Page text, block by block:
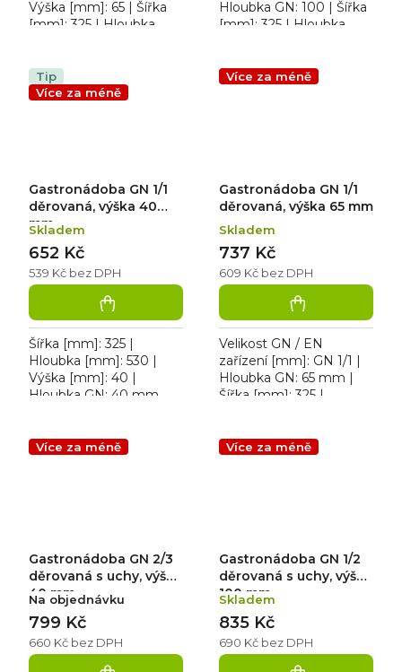
Výška [mm]: 65 | Šířka
[mm]: 325 | Hloubka
přepravu, ohřev a výdej
jídel.
Hloubka GN: 100 | Šířka
[mm]: 325 | Hloubka
gastronádoba
Tip
Více za méně
Gastronádoba GN 1/1
děrovaná, výška 40
mm
Skladem
539 Kč bez DPH
652 Kč
Šířka [mm]: 325 |
Hloubka [mm]: 530 |
Výška [mm]: 40 |
Hloubka GN: 40 mm.
Více za méně
Gastronádoba GN 1/1
děrovaná, výška 65 mm
Skladem
609 Kč bez DPH
737 Kč
Velikost GN / EN
zařízení [mm]: GN 1/1 |
Hloubka GN: 65 mm |
Šířka [mm]: 325 |
Děrovaná gastronádoba
Více za méně
Gastronádoba GN 2/3
děrovaná s uchy, výška
40 mm
Na objednávku
660 Kč bez DPH
799 Kč
Více za méně
Gastronádoba GN 1/2
děrovaná s uchy, výška
100 mm
Skladem
690 Kč bez DPH
835 Kč